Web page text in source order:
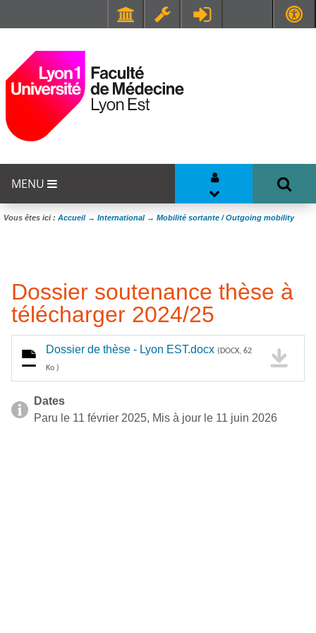
MENU
Vous êtes ici : Accueil→ International→ Mobilité sortante / Outgoing mobility
Dossier soutenance thèse à
télécharger 2024/25
Dossier de thèse - Lyon EST.docx (DOCX, 62
Ko )
Dates
Paru le 11 février 2025, Mis à jour le 11 juin 2026